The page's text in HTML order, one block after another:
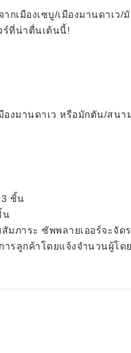
ากเมืองเซบู/เมืองมานดาเ
ร์ที่น่าตื่นเต้นนี้!
องมานดาเว หรือมักตัน/สนา
3 ชิ้น
น
มภาระ ซัพพลายเออร์จะจั
รลูกค้าโดยแจ้งจำนวนผู้โ